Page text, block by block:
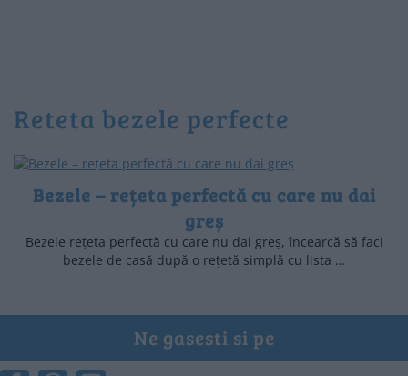
reteta bezele perfecte
Bezele – rețeta perfectă cu care nu dai
greș
Bezele rețeta perfectă cu care nu dai greș, încearcă să faci
bezele de casă după o rețetă simplă cu lista …
Ne gasesti si pe